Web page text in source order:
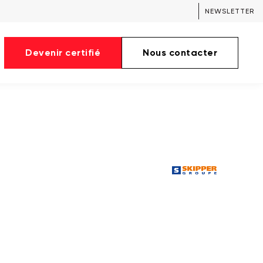
NEWSLETTER
Devenir certifié Nous contacter